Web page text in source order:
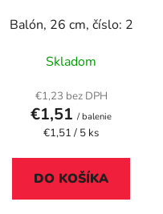
Balón, 26 cm, číslo: 2
Skladom
€1,23 bez DPH
€1,51 / balenie
Jednotková
€1,51 / 5 ks
DO KOŠÍKA